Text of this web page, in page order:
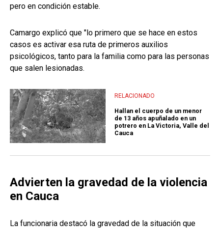
pero en condición estable.
Camargo explicó que "lo primero que se hace en estos
casos es activar esa ruta de primeros auxilios
psicológicos, tanto para la familia como para las personas
que salen lesionadas.
RELACIONADO
Hallan el cuerpo de un menor
de 13 años apuñalado en un
potrero en La Victoria, Valle del
Cauca
Advierten la gravedad de la violencia
en Cauca
La funcionaria destacó la gravedad de la situación que